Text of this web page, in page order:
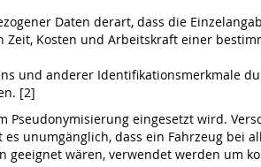
Daten derart, dass die
Kosten und Arbeitskraft einer
und anderer Identifikationsmerkmale
[2]
Pseudonymisierung eingesetzt wird.
unumgänglich, dass ein Fahrzeug
geeignet wären, verwendet werden um